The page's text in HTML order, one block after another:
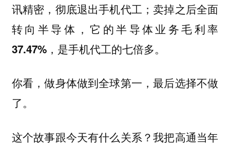
讯精密，彻底退出手机代工；卖掉之后全面
转向半导体，它的半导体业务毛利率
37.47%，是手机代工的七倍多。
你看，做身体做到全球第一，最后选择不做
了。
这个故事跟今天有什么关系？我把高通当年